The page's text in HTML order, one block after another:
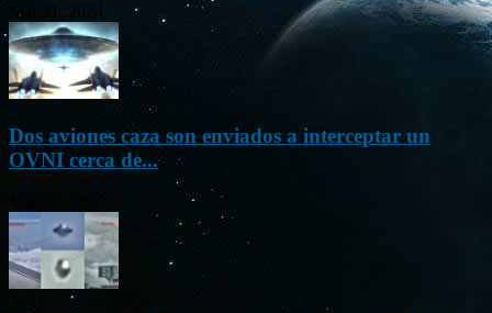
Mar 31, 2024
Dos aviones caza son enviados a interceptar un
OVNI cerca de...